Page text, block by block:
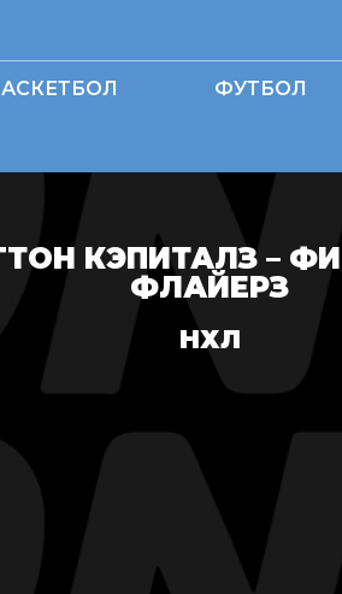
ФУТБОЛ
КЭПИТАЛЗ –
ФЛАЙЕРЗ
НХЛ